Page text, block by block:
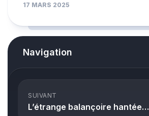
17 MARS 2025
Navigation
SUIVANT
L’étrange balançoire hantée…